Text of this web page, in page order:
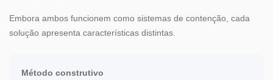
Embora ambos funcionem como sistemas de contenção, cada
solução apresenta características distintas.
Método construtivo